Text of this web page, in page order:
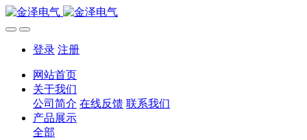
登录 注册
网站首页
关于我们
公司简介 在线反馈 联系我们
产品展示
全部